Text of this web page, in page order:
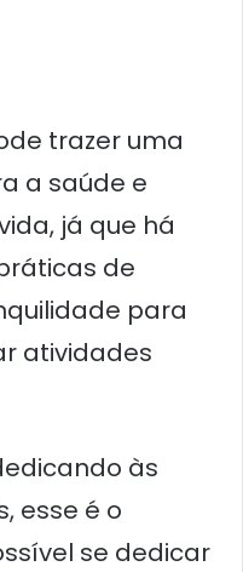
trazer uma
a saúde e
já que há
de
para
atividades
às
esse é o
se dedicar